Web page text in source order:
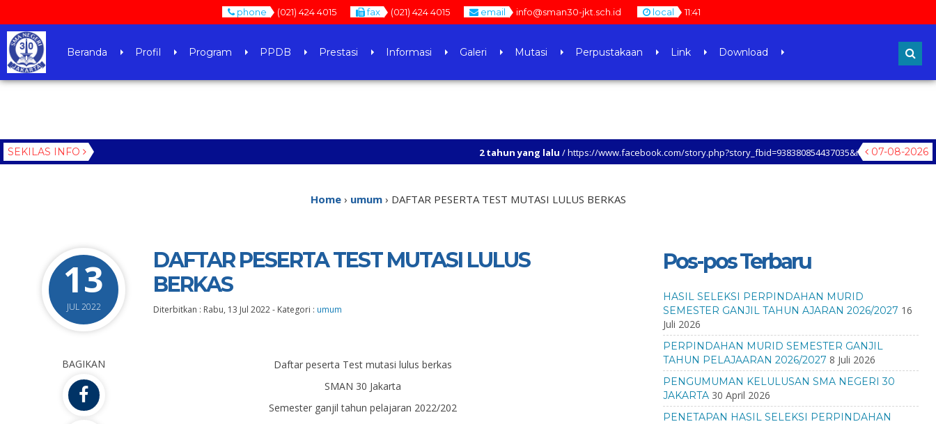
phone (021) 424 4015 fax (021) 424 4015 email info@sman30-jkt.sch.id local 11:41
Beranda Profil Program PPDB Prestasi Informasi Galeri Mutasi Perpustakaan Link Download
SEKILAS INFO 07-08-2026
2 tahun yang lalu/ https://www.facebook.com/
Home› umum› DAFTAR PESERTA TEST MUTASI LULUS BERKAS
13
JUL 2022
DAFTAR PESERTA TEST MUTASI LULUS
BERKAS
Diterbitkan : Rabu, 13 Jul 2022- Kategori : umum
BAGIKAN
Daftar peserta Test mutasi lulus berkas
SMAN 30 Jakarta
Semester ganjil tahun pelajaran 2022/202
Pos-pos Terbaru
HASIL SELEKSI PERPINDAHAN MURID
SEMESTER GANJIL TAHUN AJARAN 2026/2027 16
Juli 2026
PERPINDAHAN MURID SEMESTER GANJIL
TAHUN PELAJAARAN 2026/2027 8 Juli 2026
PENGUMUMAN KELULUSAN SMA NEGERI 30
JAKARTA 30 April 2026
PENETAPAN HASIL SELEKSI PERPINDAHAN